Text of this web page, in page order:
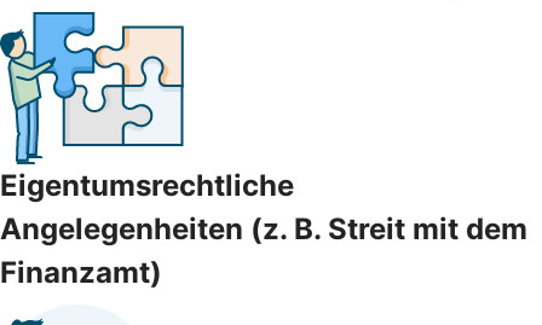
Eigentumsrechtliche
Angelegenheiten (z. B. Streit mit dem
Finanzamt)